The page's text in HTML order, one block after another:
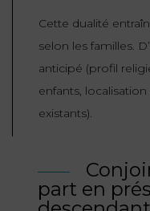
DE
L’URBANISME
Cette dualité
selon les familles.
anticipé (profil
enfants,
existants).
part en